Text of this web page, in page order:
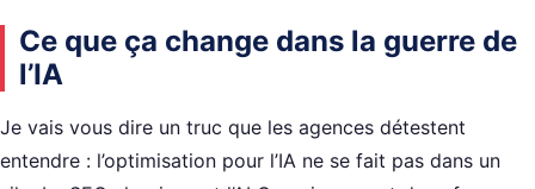
Ce que ça change dans la guerre de
l’IA
Je vais vous dire un truc que les agences détestent
entendre : l’optimisation pour l’IA ne se fait pas dans un